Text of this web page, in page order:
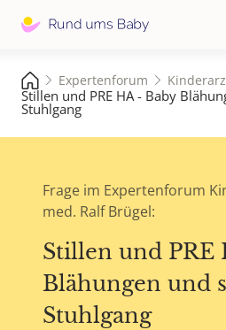
Expertenforum
Stillen und PRE HA - Baby
Stuhlgang
Frage im Expertenforum
med. Ralf Brügel:
Stillen und PRE
Blähungen und
Stuhlgang